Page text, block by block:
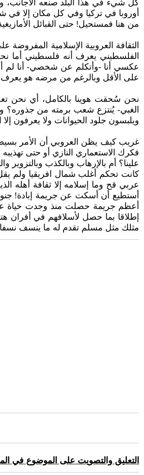
كل شيء في هذا البلد صنعه الأجانب،
أوروبا في تركيا وفي كل مكان إلا في
من هنا فمستحيل! حتى القبائل
الثقافة العروبية الإسلامية
الفلسطيني يعرف أنه فلسطيني أما
عكسي أنا -وأتكلم عن شخصي- أنا لم
على الأقل وبالرغم من مرضه هو يعرف
نحن سُحقت هوينا بالكامل، أي نحن
الغبي- يُنتزع شعب برمته من جذوره؟
ويلبسون جلود الحيوانات ولا يعرفون
غريب كيف يظن العروبي أن الأمر بسيط
فكرك الاستعماري النازي أو حتى
علينا؟ أم بالإرهاب وبالكذب وبالتزوير
كانت تحكم أغلب شمال افريقيا ولم
عربي قح وما إسلامه إلا ثقافة أهله
أستطيع أن أسكت عن جريمة إبادة!
أعظم جريمة حصلت منذ وجدت حياة
إطلاقا بما حصل لأسلافهم في أفران
مثلك مثل مسلم تقدم له ما ينسف
التعليق والتصويت على الموضوع في